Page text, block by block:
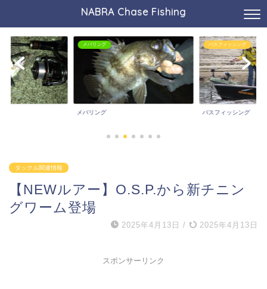
NABRA Chase Fishing
メバリング
メバリング
バスフィッシング
バスフィッシング
タックル関連情報
【NEWルアー】O.S.P.から新チニン
グワーム登場
2025年4月13日 / 2025年4月13日
スポンサーリンク